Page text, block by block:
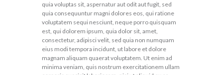
quia voluptas sit, aspernatur aut odit aut fugit, sed
quia consequuntur magni dolores eos, qui ratione
voluptatem sequi nesciunt, neque porro quisquam
est, qui dolorem ipsum, quia dolor sit, amet,
consectetur, adipisci velit, sed quia non numquam
eius modi tempora incidunt, ut labore et dolore
magnam aliquam quaerat voluptatem. Ut enim ad
minima veniam, quis nostrum exercitationem ullam